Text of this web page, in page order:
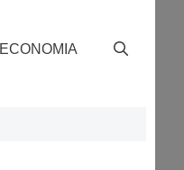
ECONOMIA